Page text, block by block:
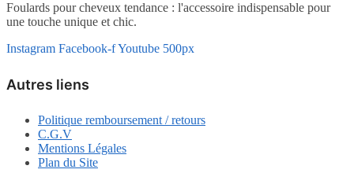
Foulards pour cheveux tendance : l'accessoire indispensable pour
une touche unique et chic.
Instagram Facebook-fYoutube 500px
Autres liens
Politique remboursement / retours
C.G.V
Mentions Légales
Plan du Site